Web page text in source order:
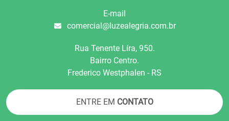
E-mail
comercial@luzealegria.com.br
Rua Tenente Líra, 950.
Bairro Centro.
Frederico Westphalen - RS
ENTRE EM CONTATO